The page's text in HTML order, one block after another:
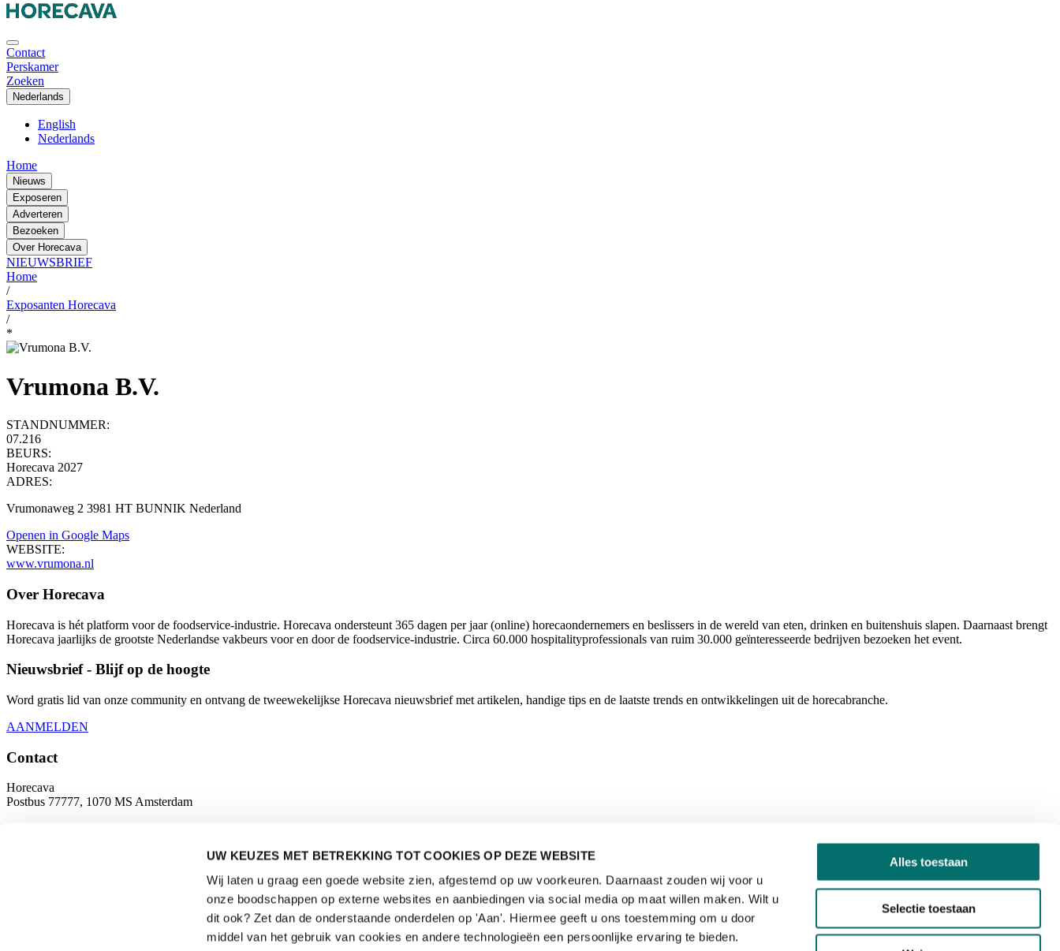
UW KEUZES MET BETREKKING TOT COOKIES OP DEZE WEBSITE
Wij laten u graag een goede website zien, afgestemd op uw voorkeuren. Daarnaast zouden wij voor u
onze boodschappen op externe websites en aanbiedingen via social media op maat willen maken. Wilt u
dit ook? Zet dan de onderstaande onderdelen op 'Aan'. Hiermee geeft u ons toestemming om u door
middel van het gebruik van cookies en andere technologieën een persoonlijke ervaring te bieden.
Alles toestaan
Selectie toestaan
Contact
Perskamer
Zoeken
Nederlands
English
Nederlands
Home
Nieuws
Exposeren
Adverteren
Bezoeken
Over Horecava
NIEUWSBRIEF
Home
/
Exposanten Horecava
/
*
Vrumona B.V.
STANDNUMMER:
07.216
BEURS:
Horecava 2027
ADRES:
Vrumonaweg 2 3981 HT BUNNIK Nederland
Openen in Google Maps
WEBSITE:
www.vrumona.nl
Over Horecava
Horecava is hét platform voor de foodservice-industrie. Horecava ondersteunt 365 dagen per jaar (online) horecaondernemers en beslissers in de wereld van eten, drinken en buitenshuis slapen. Daarnaast brengt
Horecava jaarlijks de grootste Nederlandse vakbeurs voor en door de foodservice-industrie. Circa 60.000 hospitalityprofessionals van ruim 30.000 geïnteresseerde bedrijven bezoeken het event.
Nieuwsbrief - Blijf op de hoogte
Word gratis lid van onze community en ontvang de tweewekelijkse Horecava nieuwsbrief met artikelen, handige tips en de laatste trends en ontwikkelingen uit de horecabranche.
AANMELDEN
Contact
Horecava
Postbus 77777, 1070 MS Amsterdam